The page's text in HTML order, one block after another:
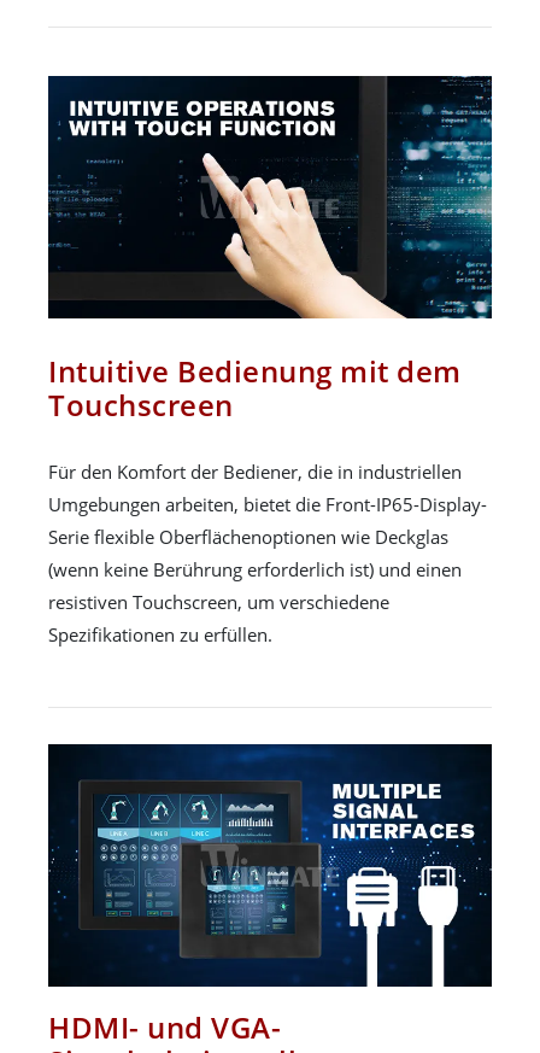
Intuitive Bedienung mit dem
Touchscreen
Für den Komfort der Bediener, die in industriellen
Umgebungen arbeiten, bietet die Front-IP65-Display-
Serie flexible Oberflächenoptionen wie Deckglas
(wenn keine Berührung erforderlich ist) und einen
resistiven Touchscreen, um verschiedene
Spezifikationen zu erfüllen.
HDMI- und VGA-